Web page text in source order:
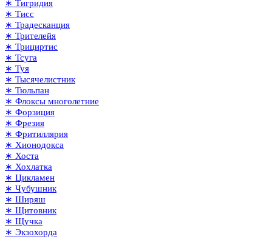
∗ Тигридия
∗ Тисс
∗ Традесканция
∗ Трителейя
∗ Трициртис
∗ Тсуга
∗ Туя
∗ Тысячелистник
∗ Тюльпан
∗ Флоксы многолетние
∗ Форзиция
∗ Фрезия
∗ Фритиллярия
∗ Хионодокса
∗ Хоста
∗ Хохлатка
∗ Цикламен
∗ Чубушник
∗ Ширяш
∗ Щитовник
∗ Щучка
∗ Экзохорда